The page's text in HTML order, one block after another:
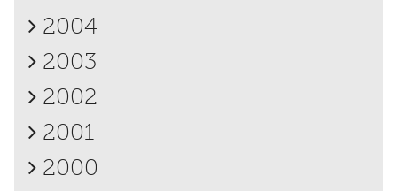
2004
2003
2002
2001
2000